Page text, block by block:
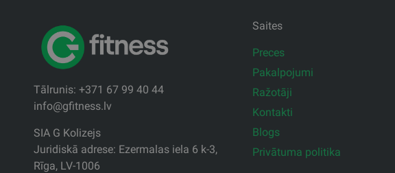
Tālrunis: +371 67 99 40 44
info@gfitness.lv
SIA G Kolizejs
Juridiskā adrese: Ezermalas iela 6 k-3,
Rīga, LV-1006
Saites
Preces
Pakalpojumi
Ražotāji
Kontakti
Blogs
Privātuma politika